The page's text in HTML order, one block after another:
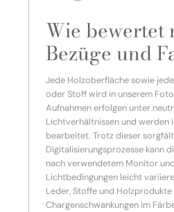
Wie bewertet
Bezüge und
Jede Holzoberfläche sowie
oder Stoff wird in unserem
Aufnahmen erfolgen unter
Lichtverhältnissen und werden
bearbeitet. Trotz dieser
Digitalisierungsprozesse kann
nach verwendetem Monitor
Lichtbedingungen leicht
Leder, Stoffe und
Chargenschwankungen im